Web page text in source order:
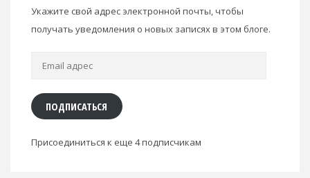
Укажите свой адрес электронной почты, чтобы
получать уведомления о новых записях в этом блоге.
Email
ПОДПИСАТЬСЯ
Присоединиться к еще 4 подписчикам